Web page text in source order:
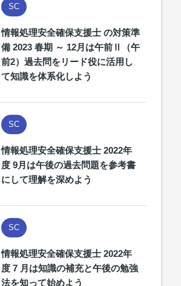
SC
情報処理安全確保支援士 の対策準
備 2023 春期 ～ 12月は午前Ⅱ（午
前2）過去問をリード役に活用し
て知識を体系化しよう
SC
情報処理安全確保支援士 2022年
度 9月は午後の過去問題を参考書
にして理解を深めよう
SC
情報処理安全確保支援士 2022年
度 7 月は知識の補充と午後の勉強
法を知って始めよう